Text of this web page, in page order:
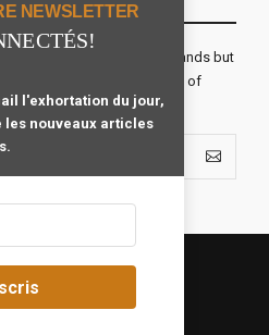
not in seeking new lands but
have secret destinations of
NEWSLETTER
l'exhortation du jour,
les nouveaux articles